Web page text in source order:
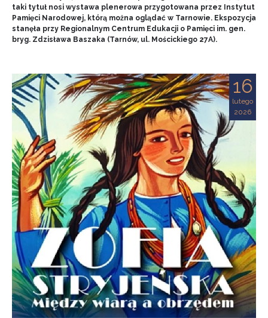
taki tytuł nosi wystawa plenerowa przygotowana przez Instytut
Pamięci Narodowej, którą można oglądać w Tarnowie. Ekspozycja
stanęła przy Regionalnym Centrum Edukacji o Pamięci im. gen.
bryg. Zdzisława Baszaka (Tarnów, ul. Mościckiego 27A).
16
lutego
2026